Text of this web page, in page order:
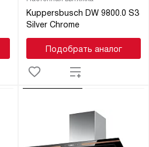
Kuppersbusch DW 9800.0 S3
Silver Chrome
Подобрать аналог